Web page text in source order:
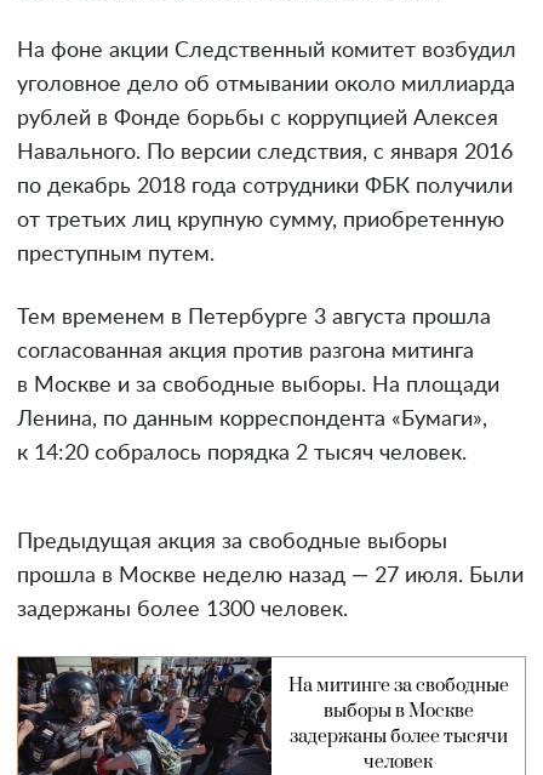
На фоне акции Следственный комитет возбудил
уголовное дело об отмывании около миллиарда
рублей в Фонде борьбы с коррупцией Алексея
Навального. По версии следствия, с января 2016
по декабрь 2018 года сотрудники ФБК получили
от третьих лиц крупную сумму, приобретенную
преступным путем.
Тем временем в Петербурге 3 августа прошла
согласованная акция против разгона митинга
в Москве и за свободные выборы. На площади
Ленина, по данным корреспондента «Бумаги»,
к 14:20 собралось порядка 2 тысяч человек.
Предыдущая акция за свободные выборы
прошла в Москве неделю назад — 27 июля. Были
задержаны более 1300 человек.
На митинге за свободные
выборы в Москве
задержаны более тысячи
человек